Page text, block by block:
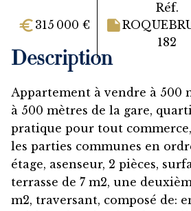
315 000 €
Réf.
182
Description
Appartement à vendre à 500
à 500 mètres de la gare,
pratique pour tout
les parties communes en
étage, asenseur, 2 pièces,
terrasse de 7 m2, une
m2, traversant, composé de: